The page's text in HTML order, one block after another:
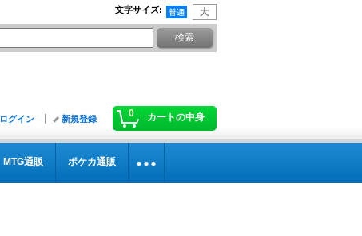
文字サイズ:
0 カートの中身
ログイン 新規登録
MTG通販 ポケカ通販